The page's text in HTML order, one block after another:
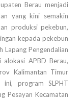
Berau menjadi
yang kini semakin
produksi pekebun,
kepada pekebun
Lapang Pengendalian
APBD Berau,
Kalimantan Timur
ini, program SLPHT
Pesayan Kecamatan